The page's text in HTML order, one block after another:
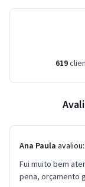
619
Ana Paula avaliou:
Fui muito bem
pena, orçamento